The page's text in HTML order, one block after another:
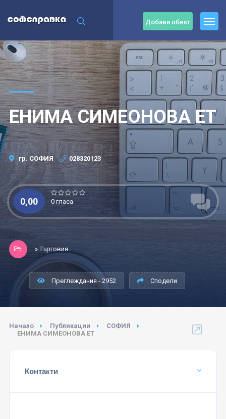
Добави обект
ЕНИМА СИМЕОНОВА ЕТ
гр. СОФИЯ 028320123
0,00 0 гласа
» Търговия
Преглеждания - 2952 Сподели
Начало Публикации
СОФИЯ
ЕНИМА СИМЕОНОВА ЕТ
Контакти